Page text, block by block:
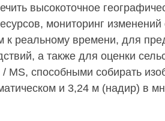
высокоточное
мониторинг
реальному времени, для
а также для оценки
MS, способными собирать
и 3,24 м (надир) в